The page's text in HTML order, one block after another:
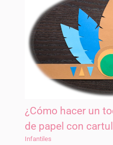
¿Cómo hacer un
de papel con
Infantiles